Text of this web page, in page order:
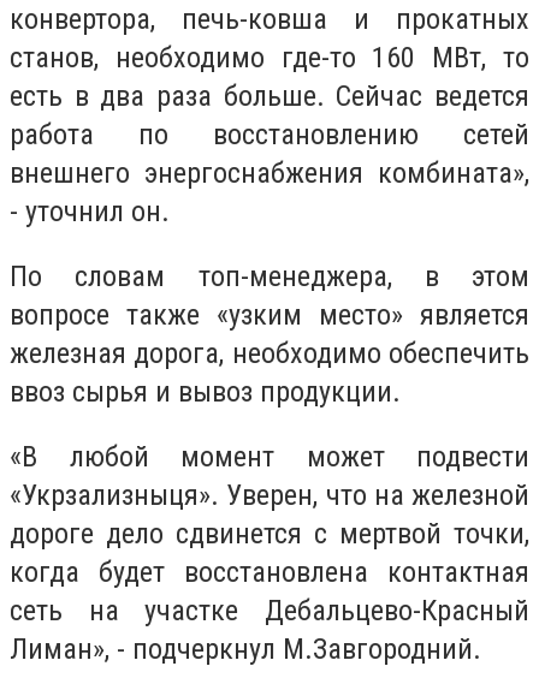
конвертора, печь-ковша и прокатных
станов, необходимо где-то 160 МВт, то
есть в два раза больше. Сейчас ведется
работа по восстановлению сетей
внешнего энергоснабжения комбината»,
- уточнил он.
По словам топ-менеджера, в этом
вопросе также «узким место» является
железная дорога, необходимо обеспечить
ввоз сырья и вывоз продукции.
«В любой момент может подвести
«Укрзализныця». Уверен, что на железной
дороге дело сдвинется с мертвой точки,
когда будет восстановлена контактная
сеть на участке Дебальцево-Красный
Лиман», - подчеркнул М.Завгородний.